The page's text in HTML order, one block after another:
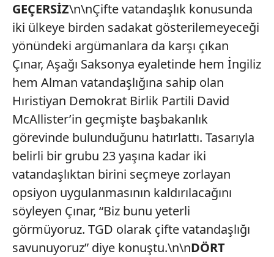
GEÇERSİZ\n\nÇifte vatandaşlık konusunda
iki ülkeye birden sadakat gösterilemeyeceği
yönündeki argümanlara da karşı çıkan
Çınar, Aşağı Saksonya eyaletinde hem İngiliz
hem Alman vatandaşlığına sahip olan
Hıristiyan Demokrat Birlik Partili David
McAllister’in geçmişte başbakanlık
görevinde bulunduğunu hatırlattı. Tasarıyla
belirli bir grubu 23 yaşına kadar iki
vatandaşlıktan birini seçmeye zorlayan
opsiyon uygulanmasının kaldırılacağını
söyleyen Çınar, “Biz bunu yeterli
görmüyoruz. TGD olarak çifte vatandaşlığı
savunuyoruz” diye konuştu.\n\nDÖRT